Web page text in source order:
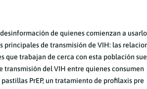
de quienes comienzan a
principales de transmisión de VIH: las
que trabajan de cerca con esta población
transmisión del VIH entre quienes consumen
PrEP, un tratamiento de profilaxis pre